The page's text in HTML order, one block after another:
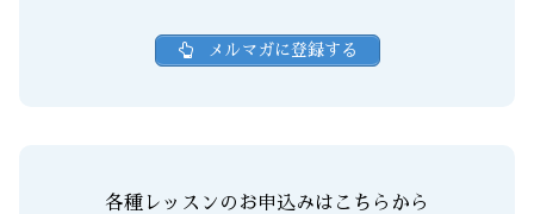
メルマガに登録する
各種レッスンのお申込みはこちらから